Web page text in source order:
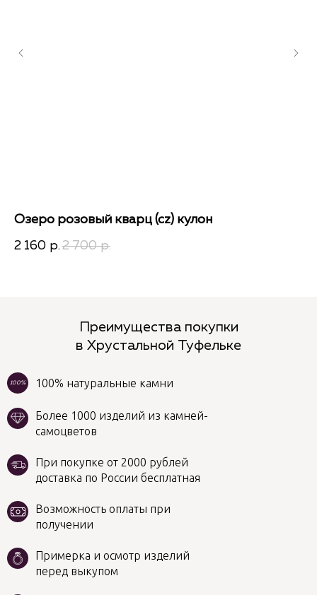
Озеро розовый кварц (cz) кулон
2 160 р. 2 700 р.
100% натуральные камни
100%
Преимущества покупки
в Хрустальной Туфельке
Примерка и осмотр изделий
перед выкупом
Более 1000 изделий из камней-
самоцветов
Возможность оплаты при
получении
При покупке от 2000 рублей
доставка по России бесплатная